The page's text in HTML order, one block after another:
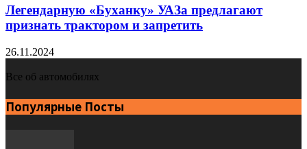
Легендарную «Буханку» УАЗа предлагают
признать трактором и запретить
26.11.2024
Все об автомобилях
Популярные Посты